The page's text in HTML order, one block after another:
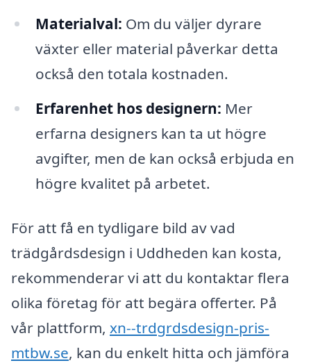
Materialval: Om du väljer dyrare
växter eller material påverkar detta
också den totala kostnaden.
Erfarenhet hos designern: Mer
erfarna designers kan ta ut högre
avgifter, men de kan också erbjuda en
högre kvalitet på arbetet.
För att få en tydligare bild av vad
trädgårdsdesign i Uddheden kan kosta,
rekommenderar vi att du kontaktar flera
olika företag för att begära offerter. På
vår plattform, xn--trdgrdsdesign-pris-
mtbw.se, kan du enkelt hitta och jämföra